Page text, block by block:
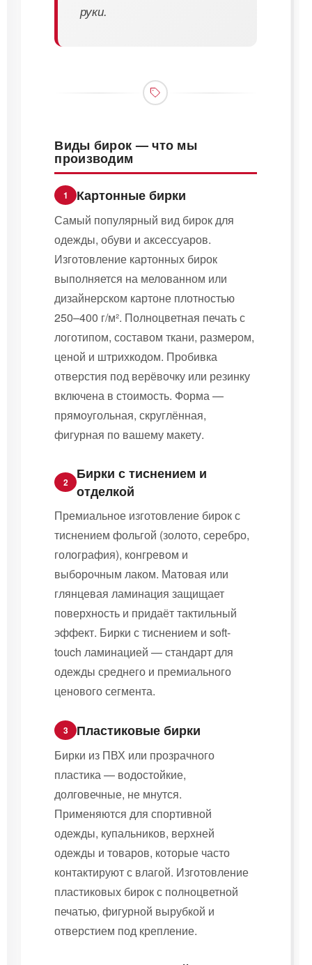
руки.
Виды бирок — что мы
производим
1 Картонные бирки
Самый популярный вид бирок для
одежды, обуви и аксессуаров.
Изготовление картонных бирок
выполняется на мелованном или
дизайнерском картоне плотностью
250–400 г/м². Полноцветная печать с
логотипом, составом ткани, размером,
ценой и штрихкодом. Пробивка
отверстия под верёвочку или резинку
включена в стоимость. Форма —
прямоугольная, скруглённая,
фигурная по вашему макету.
2
Бирки с тиснением и
отделкой
Премиальное изготовление бирок с
тиснением фольгой (золото, серебро,
голография), конгревом и
выборочным лаком. Матовая или
глянцевая ламинация защищает
поверхность и придаёт тактильный
эффект. Бирки с тиснением и soft-
touch ламинацией — стандарт для
одежды среднего и премиального
ценового сегмента.
3 Пластиковые бирки
Бирки из ПВХ или прозрачного
пластика — водостойкие,
долговечные, не мнутся.
Применяются для спортивной
одежды, купальников, верхней
одежды и товаров, которые часто
контактируют с влагой. Изготовление
пластиковых бирок с полноцветной
печатью, фигурной вырубкой и
отверстием под крепление.